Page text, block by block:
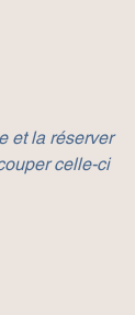
et la réserver
celle-ci